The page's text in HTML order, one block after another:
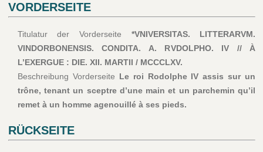
VORDERSEITE
Titulatur der Vorderseite *VNIVERSITAS. LITTERARVM.
VINDORBONENSIS. CONDITA. A. RVDOLPHO. IV // À
L’EXERGUE : DIE. XII. MARTII / MCCCLXV.
Beschreibung Vorderseite Le roi Rodolphe IV assis sur un
trône, tenant un sceptre d’une main et un parchemin qu’il
remet à un homme agenouillé à ses pieds.
RÜCKSEITE